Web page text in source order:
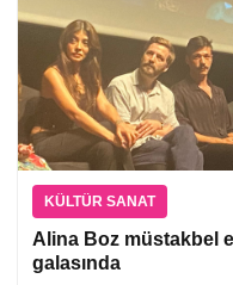
KÜLTÜR SANAT
Alina Boz müstakbel
galasında